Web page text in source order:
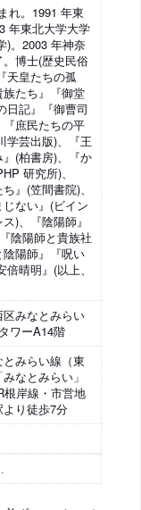
れ。1991 年東
年東北大学大学
)。2003 年神奈
博士(歴史民俗
天皇たちの孤
たち』『御堂
日記』『御曹司
庶民たちの平
学芸出版)、『王
(柏書房)、『か
研究所)、
』(笠間書院)、
じない』(ビイン
)、『陰陽師』
陰陽師と貴族社
陽師』『呪い
晴明』(以上、
みなとみらい
ワーA14階
みらい線（東
なとみらい」
岸線・市営地
り徒歩7分